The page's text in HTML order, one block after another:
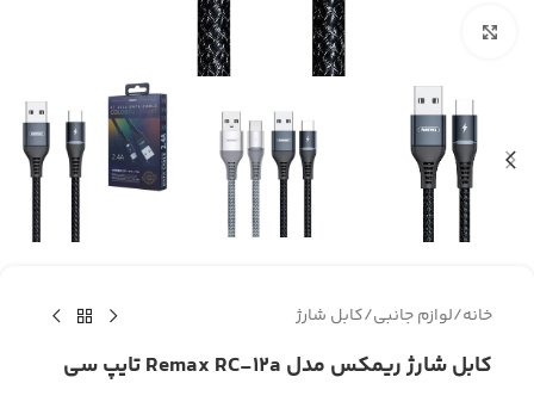
برای بزرگنمایی کلیک کنید
خانه/لوازم جانبی/کابل شارژ
کابل شارژ ریمکس مدل Remax RC-12a تایپ سی